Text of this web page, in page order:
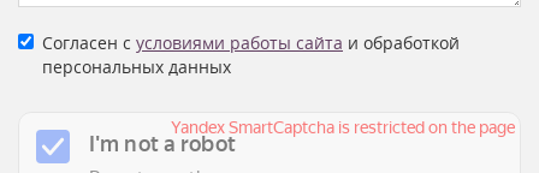
Согласен с условиями работы сайта и обработкой
персональных данных